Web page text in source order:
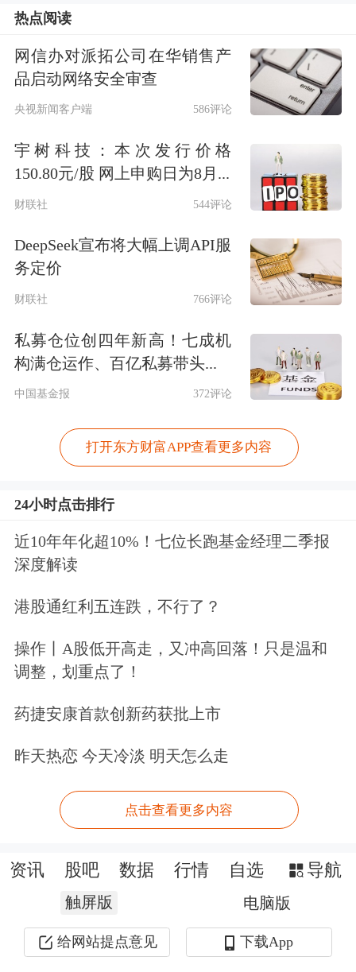
热点阅读
网信办对派拓公司在华销售产
品启动网络安全审查
央视新闻客户端 586评论
宇树科技：本次发行价格
150.80元/股 网上申购日为8月...
财联社 544评论
DeepSeek宣布将大幅上调API服
务定价
财联社 766评论
私募仓位创四年新高！七成机
构满仓运作、百亿私募带头...
中国基金报 372评论
打开东方财富APP查看更多内容
24小时点击排行
近10年年化超10%！七位长跑基金经理二季报
深度解读
港股通红利五连跌，不行了？
操作丨A股低开高走，又冲高回落！只是温和
调整，划重点了！
药捷安康首款创新药获批上市
昨天热恋 今天冷淡 明天怎么走
点击查看更多内容
资讯 股吧 数据 行情 自选 导航
触屏版 电脑版
给网站提点意见 下载App